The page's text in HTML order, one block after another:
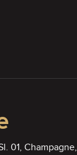
01, Champagne,